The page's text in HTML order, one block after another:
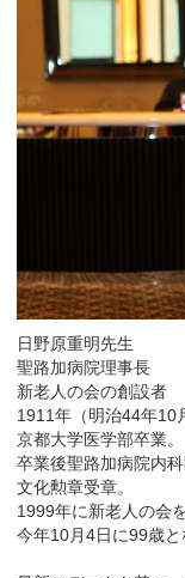
日野原重明先生
聖路加病院理事長
新老人の会の創設者
1911年（明治44年10
京都大学医学部卒業
卒業後聖路加病院内科
文化勲章受章。
1999年に新老人の会
今年10月4日に99歳と